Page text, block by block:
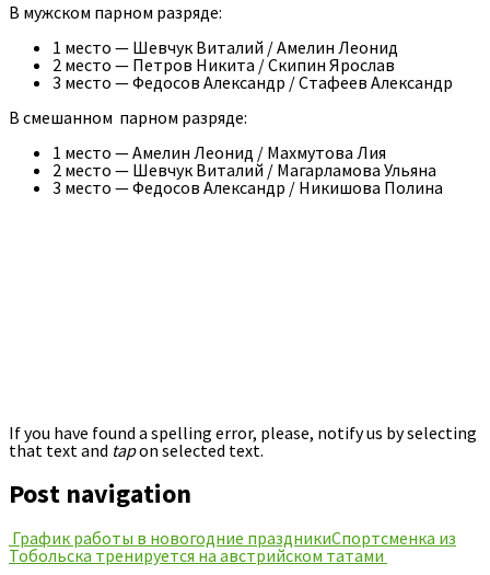
В мужском парном разряде:
1 место — Шевчук Виталий / Амелин Леонид
2 место — Петров Никита / Скипин Ярослав
3 место — Федосов Александр / Стафеев Александр
В смешанном парном разряде:
1 место — Амелин Леонид / Махмутова Лия
2 место — Шевчук Виталий / Магарламова Ульяна
3 место — Федосов Александр / Никишова Полина
If you have found a spelling error, please, notify us by selecting
that text and tapon selected text.
Post navigation
График работы в новогодние праздникиСпортсменка из
Тобольска тренируется на австрийском татами